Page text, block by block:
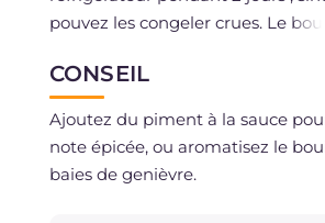
pouvez les congeler crues. Le
peut être congelé.
CONSEIL
Ajoutez du piment à la sauce
note épicée, ou aromatisez le
baies de genièvre.